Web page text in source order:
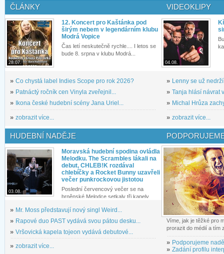
ČLÁNKY
28.07.
12. Koncert pro Kaštánka pod
širým nebem v legendárním klubu
Modrá Vopice
Čas letí neskutečně rychle.... I letos se
bude 8. srpna v klubu Modrá...
» Co chystá label Indies Scope pro rok 2026?
» Patnáctý ročník cen Vinyla zveřejnil...
»
Ikona české hudební scény Jana Uriel...
» zobrazit více...
VIDEOKLIPY
04.08.
» Lenny se už
» Tanja hlásí návrat
» Michal Hrůza
» zobrazit více...
HUDEBNÍ NADĚJE
03.08.
Moravská hudební spodina ovládla
Melodku. The Scrambles lákali na
debut, CHLEB!K rozdával
chlebíčky a Rocket Bunny uzavřeli
večer punkrockovou jistotou
Poslední červencový večer se na
brněnské Melodce setkaly tři kapely...
» Mr. Moss představují nový singl Weird...
» Rapové duo PAST vydává svou pátou desku...
» Vršovická kapela tojeon vydává debutové...
» zobrazit více...
Víme, jak je těžké pro
prorazit do médií a tím
» Podporujeme
» Zadání profilu